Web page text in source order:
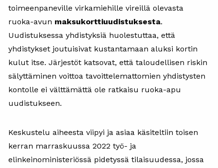
toimeenpaneville virkamiehille vireillä olevasta
ruoka-avun maksukorttiuudistuksesta.
Uudistuksessa yhdistyksiä huolestuttaa, että
yhdistykset joutuisivat kustantamaan aluksi kortin
kulut itse. Järjestöt katsovat, että taloudellisen riskin
sälyttäminen voittoa tavoittelemattomien yhdistysten
kontolle ei välttämättä ole ratkaisu ruoka-apu
uudistukseen.
Keskustelu aiheesta viipyi ja asiaa käsiteltiin toisen
kerran marraskuussa 2022 työ- ja
elinkeinoministeriössä pidetyssä tilaisuudessa, jossa